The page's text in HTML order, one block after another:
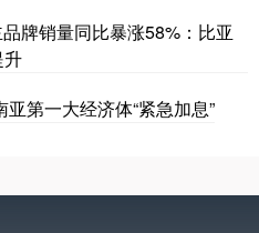
牌销量同比暴涨58%：比亚
升
第一大经济体“紧急加息”